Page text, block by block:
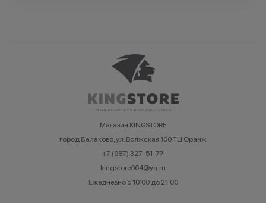
Магазин KINGSTORE
город Балаково, ул. Волжская 100 ТЦ Оранж
+7 (987) 327-51-77
kingstore064@ya.ru
Ежедневно с 10:00 до 21:00